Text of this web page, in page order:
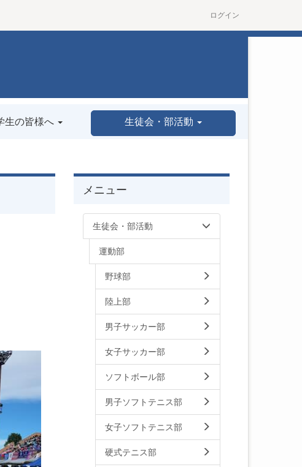
ログイン
生の皆様へ 生徒会・部活動
メニュー
生徒会・部活動
運動部
野球部
陸上部
男子サッカー部
女子サッカー部
ソフトボール部
男子ソフトテニス部
女子ソフトテニス部
硬式テニス部